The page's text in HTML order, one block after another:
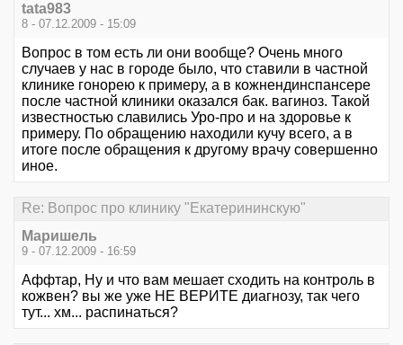
tata983
8 - 07.12.2009 - 15:09
Вопрос в том есть ли они вообще? Очень много
случаев у нас в городе было, что ставили в частной
клинике гонорею к примеру, а в кожнендинспансере
после частной клиники оказался бак. вагиноз. Такой
известностью славились Уро-про и на здоровье к
примеру. По обращению находили кучу всего, а в
итоге после обращения к другому врачу совершенно
иное.
Re: Вопрос про клинику "Екатерининскую"
Маришель
9 - 07.12.2009 - 16:59
Аффтар, Ну и что вам мешает сходить на контроль в
кожвен? вы же уже НЕ ВЕРИТЕ диагнозу, так чего
тут... хм... распинаться?